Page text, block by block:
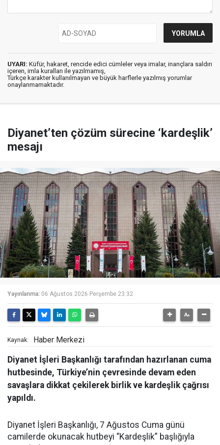
UYARI: Küfür, hakaret, rencide edici cümleler veya imalar, inançlara saldırı
içeren, imla kuralları ile yazılmamış,
Türkçe karakter kullanılmayan ve büyük harflerle yazılmış yorumlar
onaylanmamaktadır.
Diyanet’ten çözüm sürecine ‘kardeşlik’
mesajı
Yayınlanma: 06 Ağustos 2026 Perşembe 23:32
Kaynak: Haber Merkezi
Diyanet İşleri Başkanlığı tarafından hazırlanan cuma
hutbesinde, Türkiye’nin çevresinde devam eden
savaşlara dikkat çekilerek birlik ve kardeşlik çağrısı
yapıldı.
Diyanet İşleri Başkanlığı, 7 Ağustos Cuma günü
camilerde okunacak hutbeyi “Kardeşlik” başlığıyla